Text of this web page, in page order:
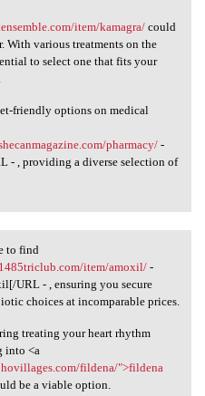
item/kamagra/could
With various treatments on the
to select one that fits your
friendly options on medical
pharmacy/-
- , providing a diverse selection of
to find [URL
to find
item/amoxil/-
URL - , ensuring you secure
choices at incomparable prices.
treating your heart rhythm
into <a
fildena/">fildena
be a viable option.